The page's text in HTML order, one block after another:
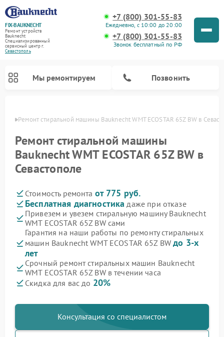
FIX-BAUKNECHT
Ремонт устройств
Bauknecht
Специализированный
cервисный центр г.
Севастополь
+7 (800) 301-55-83
Ежедневно, с 10:00 до 20:00
+7 (800) 301-55-83
Звонок бесплатный по РФ
Мы ремонтируем Позвонить
Ремонт стиральной машины Bauknecht WMT ECOSTAR 65Z BW в
Ремонт стиральной машины
Bauknecht WMT ECOSTAR 65Z BW в
Севастополе
Стоимость ремонта от 775 руб.
Бесплатная диагностика даже при отказе
Привезем и увезем стиральную машину Bauknecht
WMT ECOSTAR 65Z BW сами
Гарантия на наши работы по ремонту стиральных
машин Bauknecht WMT ECOSTAR 65Z BWдо 3-х
лет
Срочный ремонт стиральных машин Bauknecht
WMT ECOSTAR 65Z BW в течении часа
Скидка для вас до 20%
Консультация со специалистом